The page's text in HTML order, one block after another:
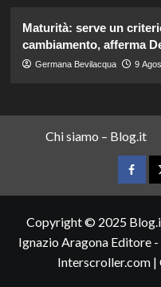
Maturità: serve un
cambiamento, afferma
Germana Bevilacqua 9
Chi siamo – Blog.it
Copyright © 2025
Ignazio Aragona Editore
Interscroller.com |